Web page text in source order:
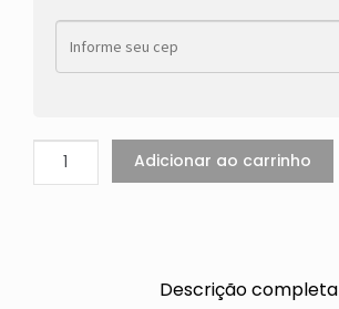
Adicionar ao carrinho
Descrição completa